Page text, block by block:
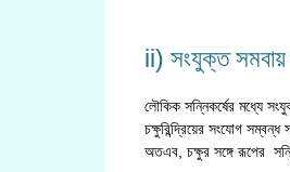
ii) সংযুক্ত সমবায়
লৌকিক সন্নিকর্ষের মধ্যে
চক্ষুরিন্দ্রিয়ের সংযোগ
অতএব, চক্ষুর সঙ্গে রূপের